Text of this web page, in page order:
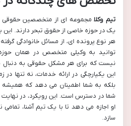
تیم وکلامجموعه ای از متخصصین حقوقی
یک در حوزه خاصی از حقوق تبحر دارند. این
هر نوع پرونده ای، از مسائل خانوادگی
توانید به وکیلی متخصص در همان
نیست که برای هر مشکل حقوقی به دنبال
این یکپارچگی در ارائه خدمات، نه تنها
بلکه به شما اطمینان می دهد که همیشه
شما در دسترس است. این رویکرد، در
او اجازه می دهد تا با یک تیم آشنا،
سازد.